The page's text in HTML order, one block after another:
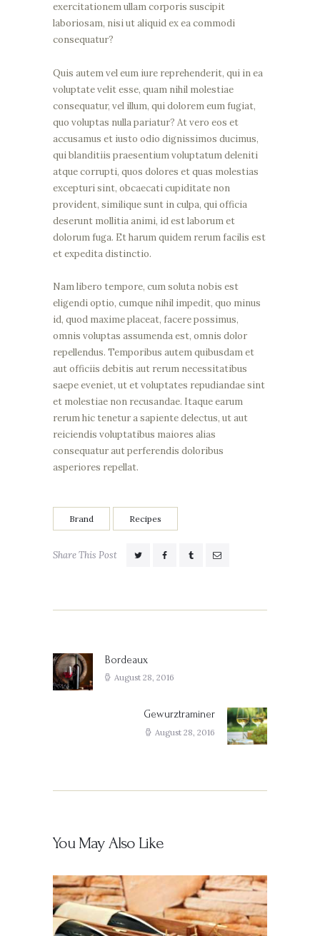
exercitationem ullam corporis suscipit
laboriosam, nisi ut aliquid ex ea commodi
consequatur?
Quis autem vel eum iure reprehenderit, qui in ea
voluptate velit esse, quam nihil molestiae
consequatur, vel illum, qui dolorem eum fugiat,
quo voluptas nulla pariatur? At vero eos et
accusamus et iusto odio dignissimos ducimus,
qui blanditiis praesentium voluptatum deleniti
atque corrupti, quos dolores et quas molestias
excepturi sint, obcaecati cupiditate non
provident, similique sunt in culpa, qui officia
deserunt mollitia animi, id est laborum et
dolorum fuga. Et harum quidem rerum facilis est
et expedita distinctio.
Nam libero tempore, cum soluta nobis est
eligendi optio, cumque nihil impedit, quo minus
id, quod maxime placeat, facere possimus,
omnis voluptas assumenda est, omnis dolor
repellendus. Temporibus autem quibusdam et
aut officiis debitis aut rerum necessitatibus
saepe eveniet, ut et voluptates repudiandae sint
et molestiae non recusandae. Itaque earum
rerum hic tenetur a sapiente delectus, ut aut
reiciendis voluptatibus maiores alias
consequatur aut perferendis doloribus
asperiores repellat.
Brand Recipes
Share This Post
Previous
post:
Bordeaux
August 28, 2016
Next
post:
Gewurztraminer
August 28, 2016
You May Also Like